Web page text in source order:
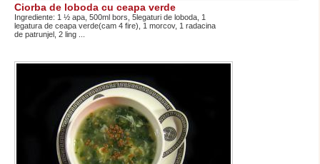
Ciorba de loboda cu ceapa verde
Ingrediente: 1 ½ apa, 500ml bors, 5legaturi de loboda, 1
legatura de ceapa verde(cam 4 fire), 1 morcov, 1 radacina
de patrunjel, 2 ling ...